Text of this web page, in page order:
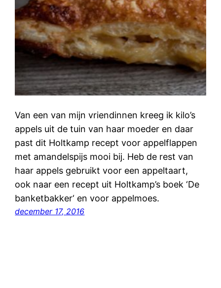
Van een van mijn vriendinnen kreeg ik kilo’s
appels uit de tuin van haar moeder en daar
past dit Holtkamp recept voor appelflappen
met amandelspijs mooi bij. Heb de rest van
haar appels gebruikt voor een appeltaart,
ook naar een recept uit Holtkamp’s boek ‘De
banketbakker‘ en voor appelmoes.
december 17, 2016